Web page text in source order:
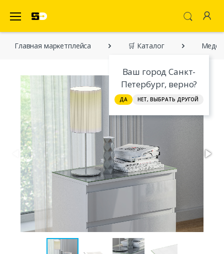
Ваш город Санкт-
Петербург, верно?
ДА НЕТ, ВЫБРАТЬ ДРУГОЙ
Главная марĸетплейса 🛒 Каталог